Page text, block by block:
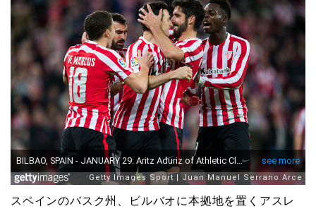
スペインのバスク州、ビルバオに本拠地を置くアスレ